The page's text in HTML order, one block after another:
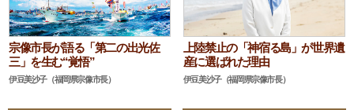
宗像市長が語る「第二の出光佐
三」を生む“覚悟”
伊豆美沙子（福岡県宗像市長）
上陸禁止の「神宿る島」が世界遺
産に選ばれた理由
伊豆美沙子（福岡県宗像市長）